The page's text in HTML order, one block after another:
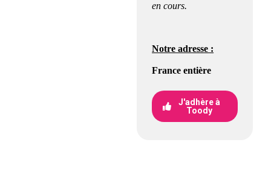
en cours.
Notre adresse :
France entière
J'adhère à
Toody